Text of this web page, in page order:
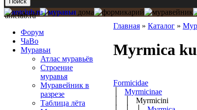
Главная » Каталог »
Myrmica
Formicidae
Myrmicinae
│ │ Myrmicini
antclub.ru
Форум
ЧаВо
Муравьи
Атлас муравьёв
Строение
муравья
Муравейник в
разрезе
Таблица лёта